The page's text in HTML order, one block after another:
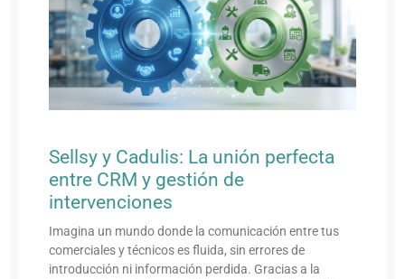
Sellsy y Cadulis: La unión perfecta
entre CRM y gestión de
intervenciones
Imagina un mundo donde la comunicación entre tus
comerciales y técnicos es fluida, sin errores de
introducción ni información perdida. Gracias a la